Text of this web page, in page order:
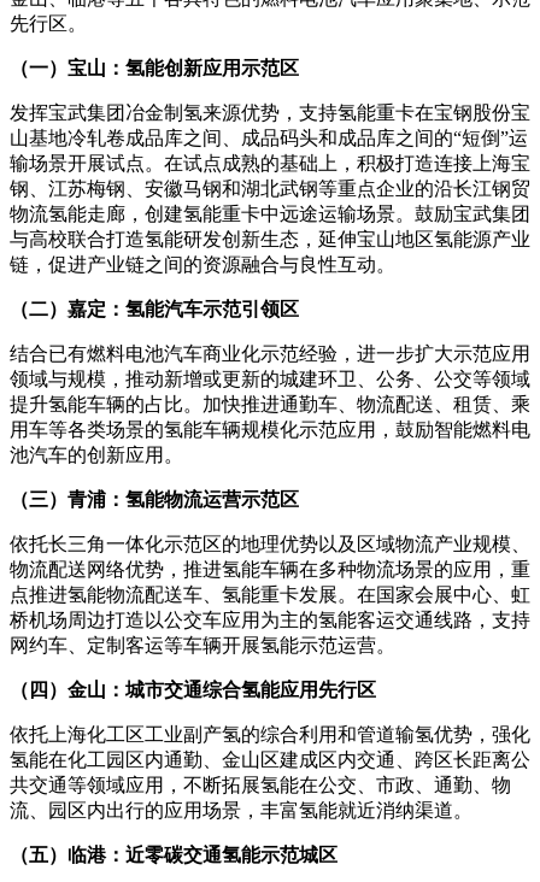
先行区。
（一）宝山：氢能创新应用示范区
发挥宝武集团冶金制氢来源优势，支持氢能重卡在宝钢股份宝
山基地冷轧卷成品库之间、成品码头和成品库之间的“短倒”运
输场景开展试点。在试点成熟的基础上，积极打造连接上海宝
钢、江苏梅钢、安徽马钢和湖北武钢等重点企业的沿长江钢贸
物流氢能走廊，创建氢能重卡中远途运输场景。鼓励宝武集团
与高校联合打造氢能研发创新生态，延伸宝山地区氢能源产业
链，促进产业链之间的资源融合与良性互动。
（二）嘉定：氢能汽车示范引领区
结合已有燃料电池汽车商业化示范经验，进一步扩大示范应用
领域与规模，推动新增或更新的城建环卫、公务、公交等领域
提升氢能车辆的占比。加快推进通勤车、物流配送、租赁、乘
用车等各类场景的氢能车辆规模化示范应用，鼓励智能燃料电
池汽车的创新应用。
（三）青浦：氢能物流运营示范区
依托长三角一体化示范区的地理优势以及区域物流产业规模、
物流配送网络优势，推进氢能车辆在多种物流场景的应用，重
点推进氢能物流配送车、氢能重卡发展。在国家会展中心、虹
桥机场周边打造以公交车应用为主的氢能客运交通线路，支持
网约车、定制客运等车辆开展氢能示范运营。
（四）金山：城市交通综合氢能应用先行区
依托上海化工区工业副产氢的综合利用和管道输氢优势，强化
氢能在化工园区内通勤、金山区建成区内交通、跨区长距离公
共交通等领域应用，不断拓展氢能在公交、市政、通勤、物
流、园区内出行的应用场景，丰富氢能就近消纳渠道。
（五）临港：近零碳交通氢能示范城区